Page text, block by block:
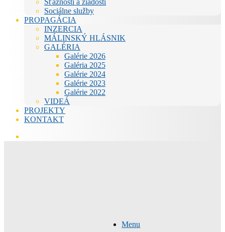
Sťažnosti a žiadosti
Sociálne služby
PROPAGÁCIA
INZERCIA
MÁLINSKÝ HLÁSNIK
GALÉRIA
Galérie 2026
Galéria 2025
Galérie 2024
Galérie 2023
Galérie 2022
VIDEÁ
PROJEKTY
KONTAKT
Menu